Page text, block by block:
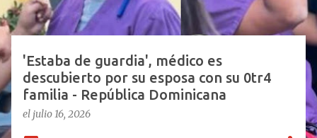
d
a
s
'Estaba de guardia', médico es
descubierto por su esposa con su 0tr4
familia - República Dominicana
el julio 16, 2026